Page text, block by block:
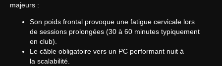
majeurs :
Son poids frontal provoque une fatigue cervicale lors
de sessions prolongées (30 à 60 minutes typiquement
en club).
Le câble obligatoire vers un PC performant nuit à
la scalabilité.